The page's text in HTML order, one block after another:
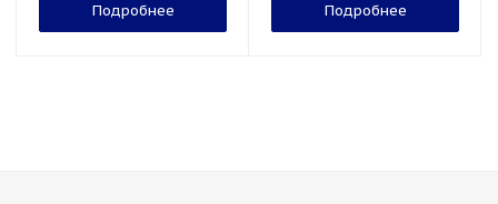
Подробнее Подробнее